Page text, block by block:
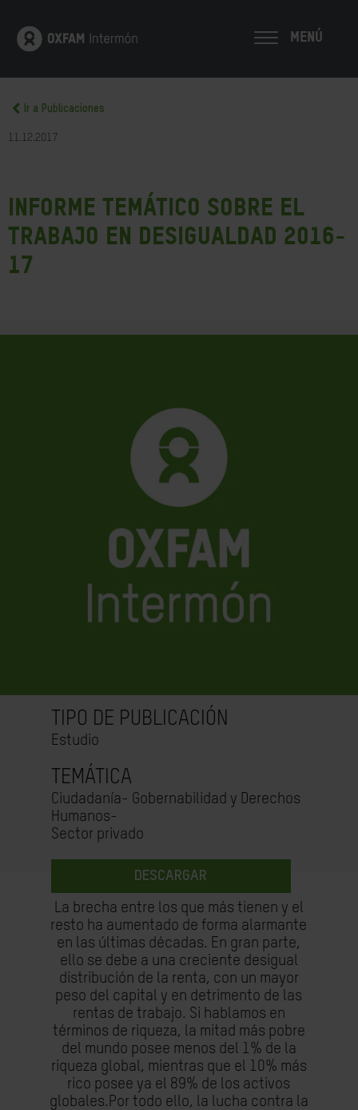
MENÚ
Ir a Publicaciones
11.12.2017
Informe Temático sobre el
trabajo en Desigualdad 2016-
17
TIPO DE PUBLICACIÓN
Estudio
TEMÁTICA
Ciudadanía- Gobernabilidad y Derechos
Humanos-
Sector privado
DESCARGAR
La brecha entre los que más tienen y el
resto ha aumentado de forma alarmante
en las últimas décadas. En gran parte,
ello se debe a una creciente desigual
distribución de la renta, con un mayor
peso del capital y en detrimento de las
rentas de trabajo. Si hablamos en
términos de riqueza, la mitad más pobre
del mundo posee menos del 1% de la
riqueza global, mientras que el 10% más
rico posee ya el 89% de los activos
globales.Por todo ello, la lucha contra la